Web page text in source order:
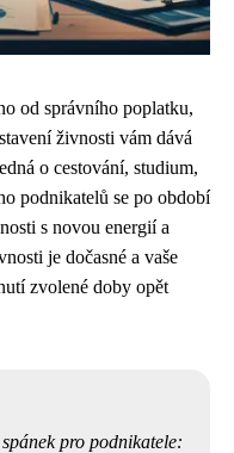
od správního poplatku,
živnosti vám dává
o cestování, studium,
podnikatelů se po období
s novou energií a
je dočasné a vaše
zvolené doby opět
pro podnikatele: